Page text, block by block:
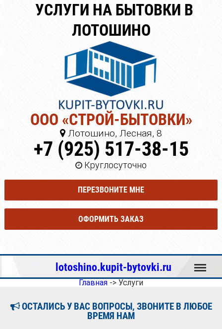
УСЛУГИ НА БЫТОВКИ В
ЛОТОШИНО
ООО «СТРОЙ-БЫТОВКИ»
Лотошино, Лесная, 8
+7 (925) 517-38-15
Круглосуточно
ПЕРЕЗВОНИТЕ МНЕ
ОФОРМИТЬ ЗАКАЗ
lotoshino.kupit-bytovki.ru Меню
Главная -> Услуги
ОСТАЛИСЬ У ВАС ВОПРОСЫ, ЗВОНИТЕ В ЛЮБОЕ
ВРЕМЯ НАМ